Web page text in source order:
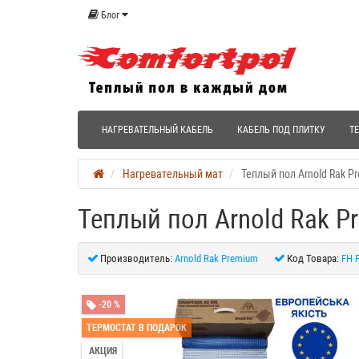
Блог
НАГРЕВАТЕЛЬНЫЙ КАБЕЛЬ КАБЕЛЬ ПОД ПЛИТКУ
Нагревательный мат Теплый пол Arnold Rak
Теплый пол Arnold Rak
Производитель: Arnold Rak Premium Код Товара: FH
-20 %
ТЕРМОСТАТ В ПОДАРОК
АКЦИЯ